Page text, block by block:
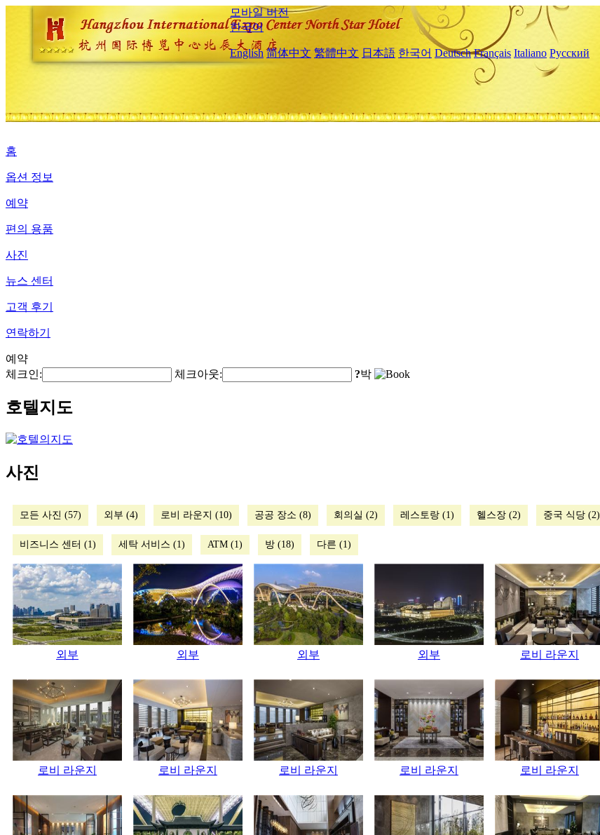
모바일 버전
한국어
English 简体中文 繁體中文 日本語 한국어 Deutsch Français Italiano Русский
홈
옵션 정보
예약
편의 용품
사진
뉴스 센터
고객 후기
연락하기
예약
체크인:
체크아웃: ?박
호텔지도
사진
모든 사진 (57) 외부 (4) 로비 라운지 (10) 공공 장소 (8) 회의실 (2) 레스토랑 (1) 헬스장 (2) 중국 식당 (2)
비즈니스 센터 (1) 세탁 서비스 (1) ATM (1) 방 (18) 다른 (1)
외부 외부 외부 외부 로비 라운지
로비 라운지 로비 라운지 로비 라운지 로비 라운지 로비 라운지